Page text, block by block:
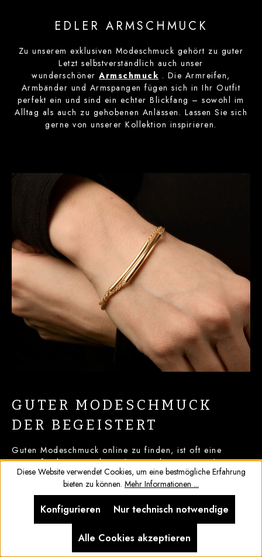
EDLER ARMSCHMUCK
Zu unserem exklusiven Modeschmuck gehört zu guter
Letzt selbstverständlich auch unser
wunderschönerArmschmuck . Die Armreifen,
Armbänder und Armspangen fügen sich in Ihr Outfit
perfekt ein und sind ein echter Blickfang – sowohl im
Alltag als auch zu gehobenen Anlässen. Lassen Sie sich
gerne von unserer Kollektion inspirieren.
GUTER MODESCHMUCK
DER BEGEISTERT
Guten Modeschmuck online zu finden, ist oft eine
Herausforderung – die wahre Qualität zeigt sich meist
erst, wenn Sie das Schmuckstück in den Händen halten
oder es eine Weile getragen haben. Bei uns können Sie
sich jedoch auf höchste Qualitätsstandards verlassen.
Wir setzen nicht nur auf beste Materialien, sondern
auch auf eine erstklassige Verarbeitung. Unsere
Kundinnen und Kunden schätzen unseren schönen
Diese Website verwendet Cookies, um eine bestmögliche Erfahrung
bieten zu können. Mehr Informationen ...
Nur technisch notwendige
Konfigurieren
Alle Cookies akzeptieren